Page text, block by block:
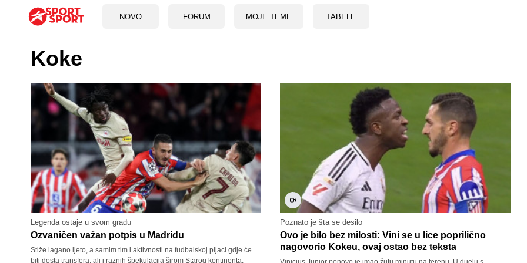
NOVO FORUM MOJE TEME TABELE
Koke
Legenda ostaje u svom gradu
Ozvaničen važan potpis u Madridu
Stiže lagano ljeto, a samim tim i aktivnosti na fudbalskoj pijaci gdje će
biti dosta transfera, ali i raznih špekulacija širom Starog kontinenta,
Poznato je šta se desilo
Ovo je bilo bez milosti: Vini se u lice poprilično
nagovorio Kokeu, ovaj ostao bez teksta